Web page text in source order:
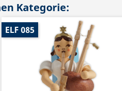
Kategorie:
ELF 085